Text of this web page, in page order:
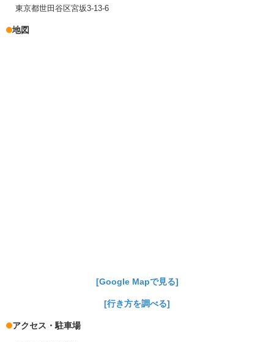
東京都世田谷区宮坂3-13-6
地図
[Google Mapで見る]
[行き方を調べる]
アクセス・駐車場